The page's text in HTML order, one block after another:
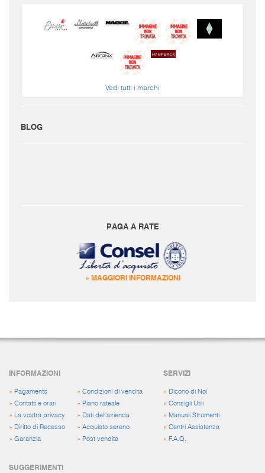
Vedi tutti i marchi
BLOG
PAGA A RATE
» MAGGIORI INFORMAZIONI
INFORMAZIONI
» Pagamento
» Contatti e orari
»
La vostra privacy
» Diritto di Recesso
» Garanzia
» Condizioni di vendita
» Piano rateale
» Dati dell'azienda
» Acquisto sereno
» Post vendita
SERVIZI
» Dicono di Noi
»Consigli Utili
» Manuali Strumenti
»Centri Assistenza
» F.A.Q.
SUGGERIMENTI